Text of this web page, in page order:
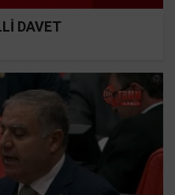
DAVET